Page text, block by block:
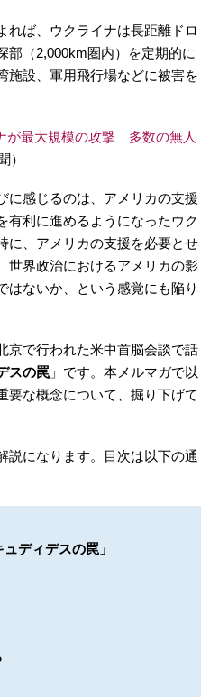
れば、ウクライナは長距離ドロ
部（2,000km圏内）を定期的に
施設、軍用飛行場などに被害を
が最大規模の攻撃 多数の無人
）
に感じるのは、アメリカの支援
有利に進めるようになったウク
に、アメリカの支援を必要とせ
世界政治におけるアメリカの影
はないか、という感覚にも陥り
京で行われた米中首脳会談で話
スの罠 」です。本メルマガで以
要な概念について、掘り下げて
説になります。目次は以下の通
ディデスの罠」